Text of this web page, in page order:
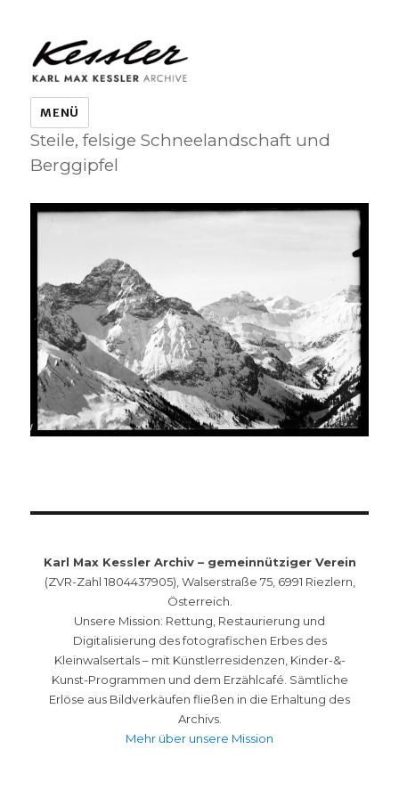
KARL MAX KESSLER ARCHIVE
MENÜ
Steile, felsige Schneelandschaft und
Berggipfel
Karl Max Kessler Archiv – gemeinnütziger Verein
(ZVR-Zahl 1804437905), Walserstraße 75, 6991 Riezlern,
Österreich.
Unsere Mission: Rettung, Restaurierung und
Digitalisierung des fotografischen Erbes des
Kleinwalsertals – mit Künstlerresidenzen, Kinder-&-
Kunst-Programmen und dem Erzählcafé. Sämtliche
Erlöse aus Bildverkäufen fließen in die Erhaltung des
Archivs.
Mehr über unsere Mission